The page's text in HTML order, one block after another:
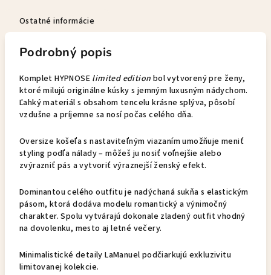
Ostatné informácie
Podrobný popis
Komplet HYPNOSE limited edition bol vytvorený pre ženy,
ktoré milujú originálne kúsky s jemným luxusným nádychom.
Ľahký materiál s obsahom tencelu krásne splýva, pôsobí
vzdušne a príjemne sa nosí počas celého dňa.
Oversize košeľa s nastaviteľným viazaním umožňuje meniť
styling podľa nálady – môžeš ju nosiť voľnejšie alebo
zvýrazniť pás a vytvoriť výraznejší ženský efekt.
Dominantou celého outfitu je nadýchaná sukňa s elastickým
pásom, ktorá dodáva modelu romantický a výnimočný
charakter. Spolu vytvárajú dokonale zladený outfit vhodný
na dovolenku, mesto aj letné večery.
Minimalistické detaily LaManuel podčiarkujú exkluzivitu
limitovanej kolekcie.